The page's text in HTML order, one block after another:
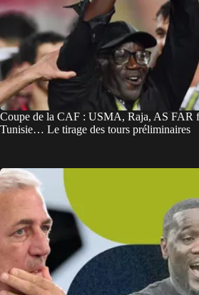
Coupe de la CAF : USMA, Raja, AS FAR
Tunisie… Le tirage des tours préliminaires